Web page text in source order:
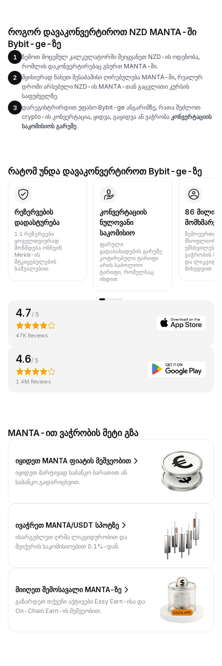
როგორ დავაკონვერტიროთ NZD MANTA-ში
Bybit-ge-ზე
1
ზემოთ მოცემულ კალკულატორში შეიყვანეთ NZD-ის ოდენობა,
რომლის დაკონვერტირებაც გსურთ MANTA-ში.
2
მყისიერად ნახეთ შესაბამისი ღირებულება MANTA-ში, რეალურ
დროში არსებული NZD-ის MANTA-თან გაცვლითი კურსის
საფუძველზე.
3
დარეგისტრირდით უფასო Bybit-ge ანგარიშზე, რათა შეძლოთ
crypto-ის კონვერტაცია, ყიდვა, გაყიდვა ან ვაჭრობა კონვერტაციის
საკომისიოს გარეშე .
რატომ უნდა დავაკონვერტიროთ Bybit-ge-ზე
რეზერვების
დადასტურება
1:1 რეზერვები
ყოველთვიურად
მოწმდება ონჩეინ
Merkle-ის
მტკიცებულების
საშუალებით.
კონვერტაციის
ნულოვანი
საკომისიო
ფარული
გადასახადების გარეშე.
კოტირებული ტარიფი
არის საბოლოო
ტარიფი, რომელსაც
იხდით.
86
მსოფლიოს
უმსხვილეს
ვაჭრობის
და
მიხედვით.
4.7 / 5
47K Reviews
4.6/ 5
1.4M Reviews
MANTA-ით ვაჭრობის მეტი გზა
იყიდეთ MANTA ფიატის მეშვეობით
იყიდეთ მარტივად საბანკო ბარათით ან
საბანკო გადარიცხვით.
ივაჭრეთ MANTA/USDT სპოტზე
ისარგებლეთ ღრმა ლიკვიდურობით და
მეიქერის საკომისიოებით 0.1%-დან.
მიიღეთ შემოსავალი MANTA-ზე
გაზარდეთ თქვენი აქტივები Easy Earn-ისა და
On-Chain Earn-ის მეშვეობით.